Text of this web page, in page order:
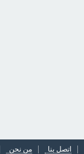
اتصل بنا من نحن